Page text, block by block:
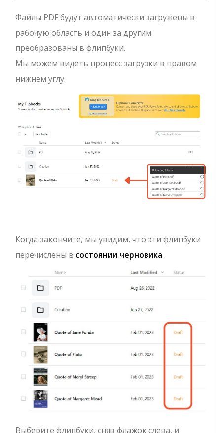
Файлы PDF будут автоматически загружены в
рабочую область и один за другим
преобразованы в флипбуки.
Мы можем видеть процесс загрузки в правом
нижнем углу.
Когда закончите, мы увидим, что эти флипбуки
перечислены в состоянии черновика .
Выберите флипбуки, сняв флажок слева, и